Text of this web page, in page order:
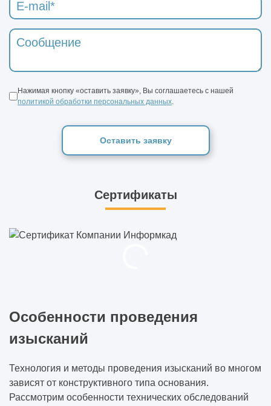
Нажимая кнопку «оставить заявку», Вы соглашаетесь с нашей
политикой обработки персональных данных
Оставить заявку
Сертификаты
Особенности проведения
изысканий
Технология и методы проведения изысканий во многом
зависят от конструктивного типа основания.
Рассмотрим особенности технических обследований